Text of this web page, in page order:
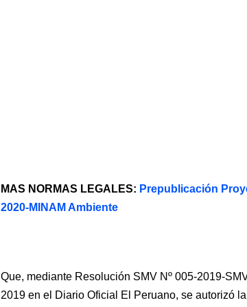
MAS NORMAS LEGALES: Prepublicación
2020-MINAM Ambiente
Que, mediante Resolución SMV Nº 005-2019-
2019 en el Diario Oficial El Peruano, se autorizó